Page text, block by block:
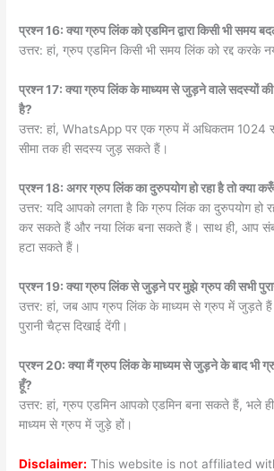
प्रश्न 16: क्या ग्रुप लिंक को एडमिन द्वारा किसी भी समय
उत्तर: हां, ग्रुप एडमिन किसी भी समय लिंक को रद्द करके
प्रश्न 17: क्या ग्रुप लिंक के माध्यम से जुड़ने वाले सदस्यों की
है?
उत्तर: हां, WhatsApp पर एक ग्रुप में अधिकतम 1024
सीमा तक ही सदस्य जुड़ सकते हैं।
प्रश्न 18: अगर ग्रुप लिंक का दुरुपयोग हो रहा है तो क्या
उत्तर: यदि आपको लगता है कि ग्रुप लिंक का दुरुपयोग हो
कर सकते हैं और नया लिंक बना सकते हैं। साथ ही, आप
हटा सकते हैं।
प्रश्न 19: क्या ग्रुप लिंक से जुड़ने पर मुझे ग्रुप की सभी
उत्तर: हां, जब आप ग्रुप लिंक के माध्यम से ग्रुप में जुड़ते
पुरानी चैट्स दिखाई देंगी।
प्रश्न 20: क्या मैं ग्रुप लिंक के माध्यम से जुड़ने के बाद भी
हूँ?
उत्तर: हां, ग्रुप एडमिन आपको एडमिन बना सकते हैं, भले
माध्यम से ग्रुप में जुड़े हों।
Disclaimer: This website is not affiliated